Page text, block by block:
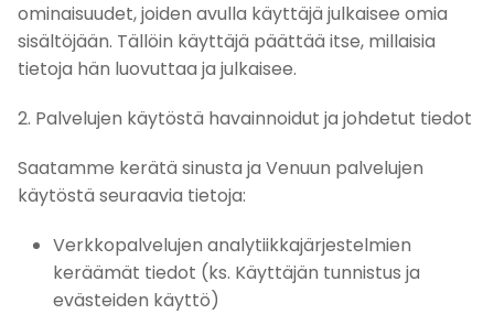
ominaisuudet, joiden avulla käyttäjä julkaisee omia
sisältöjään. Tällöin käyttäjä päättää itse, millaisia
tietoja hän luovuttaa ja julkaisee.
2. Palvelujen käytöstä havainnoidut ja johdetut tiedot
Saatamme kerätä sinusta ja Venuun palvelujen
käytöstä seuraavia tietoja:
Verkkopalvelujen analytiikkajärjestelmien
keräämät tiedot (ks. Käyttäjän tunnistus ja
evästeiden käyttö)